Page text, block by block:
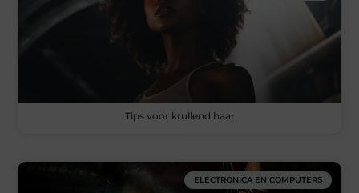
Tips voor krullend haar
ELECTRONICA EN COMPUTERS